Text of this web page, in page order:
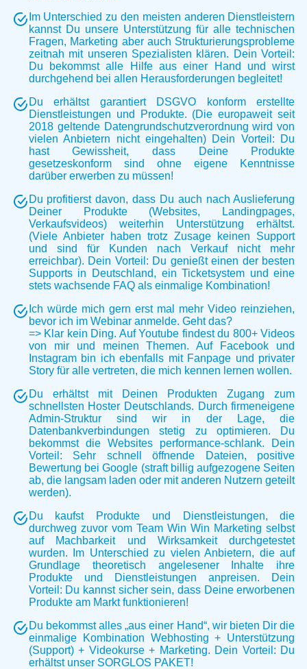
Im Unterschied zu den meisten anderen Dienstleistern
kannst Du unsere Unterstützung für alle technischen
Fragen, Marketing aber auch Strukturierungsprobleme
zeitnah mit unseren Spezialisten klären. Dein Vorteil:
Du bekommst alle Hilfe aus einer Hand und wirst
durchgehend bei allen Herausforderungen begleitet!
Du erhältst garantiert DSGVO konform erstellte
Dienstleistungen und Produkte. (Die europaweit seit
2018 geltende Datengrundschutzverordnung wird von
vielen Anbietern nicht eingehalten) Dein Vorteil: Du
hast Gewissheit, dass Deine Produkte
gesetzeskonform sind ohne eigene Kenntnisse
darüber erwerben zu müssen!
Du profitierst davon, dass Du auch nach Auslieferung
Deiner Produkte (Websites, Landingpages,
Verkaufsvideos) weiterhin Unterstützung erhältst.
(Viele Anbieter haben trotz Zusage keinen Support
und sind für Kunden nach Verkauf nicht mehr
erreichbar). Dein Vorteil: Du genießt einen der besten
Supports in Deutschland, ein Ticketsystem und eine
stets wachsende FAQ als einmalige Kombination!
Ich würde mich gern erst mal mehr Video reinziehen,
bevor ich im Webinar anmelde. Geht das?
=> Klar kein Ding. Auf Youtube findest du 800+ Videos
von mir und meinen Themen. Auf Facebook und
Instagram bin ich ebenfalls mit Fanpage und privater
Story für alle vertreten, die mich kennen lernen wollen.
Du erhältst mit Deinen Produkten Zugang zum
schnellsten Hoster Deutschlands. Durch firmeneigene
Admin-Struktur sind wir in der Lage, die
Datenbankverbindungen stetig zu optimieren. Du
bekommst die Websites performance-schlank. Dein
Vorteil: Sehr schnell öffnende Dateien, positive
Bewertung bei Google (straft billig aufgezogene Seiten
ab, die langsam laden oder mit anderen Nutzern geteilt
werden).
Du kaufst Produkte und Dienstleistungen, die
durchweg zuvor vom Team Win Win Marketing selbst
auf Machbarkeit und Wirksamkeit durchgetestet
wurden. Im Unterschied zu vielen Anbietern, die auf
Grundlage theoretisch angelesener Inhalte ihre
Produkte und Dienstleistungen anpreisen. Dein
Vorteil: Du kannst sicher sein, dass Deine erworbenen
Produkte am Markt funktionieren!
Du bekommst alles „aus einer Hand“, wir bieten Dir die
einmalige Kombination Webhosting + Unterstützung
(Support) + Videokurse + Marketing. Dein Vorteil: Du
erhältst unser SORGLOS PAKET!